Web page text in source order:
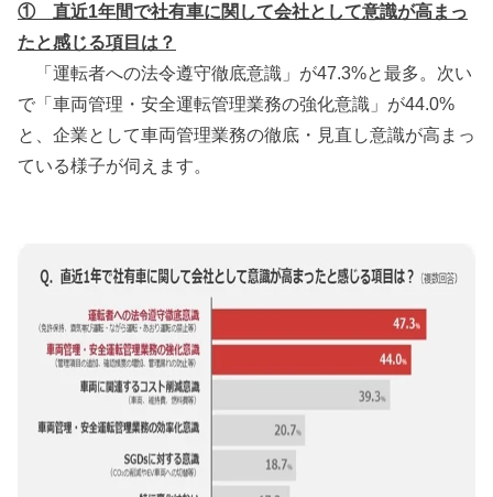
① 直近1年間で社有車に関して会社として意識が高まっ
たと感じる項目は？
「運転者への法令遵守徹底意識」が47.3%と最多。次い
で「車両管理・安全運転管理業務の強化意識」が44.0%
と、企業として車両管理業務の徹底・見直し意識が高まっ
ている様子が伺えます。